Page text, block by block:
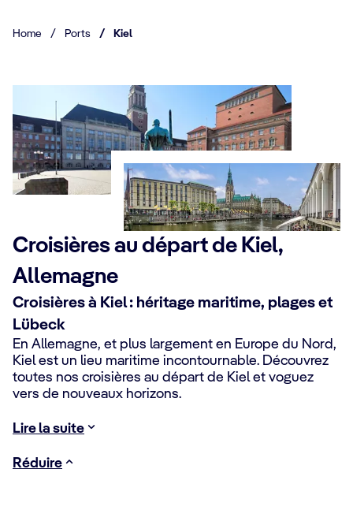
Home / Ports / Kiel
Croisières au départ de Kiel,
Allemagne
Croisières à Kiel : héritage maritime, plages et
Lübeck
En Allemagne, et plus largement en Europe du Nord,
Kiel est un lieu maritime incontournable. Découvrez
toutes nos croisières au départ de Kiel et voguez
vers de nouveaux horizons.
Lire la suite
Réduire